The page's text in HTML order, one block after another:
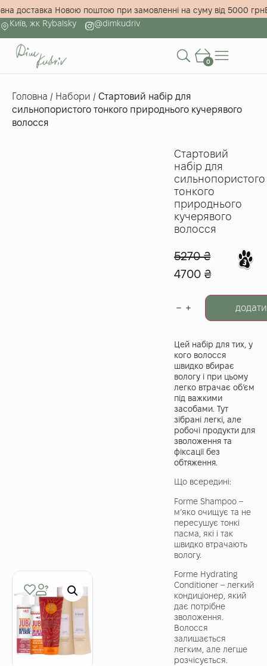
доставка Новою поштою при замовленні на суму від 5000
Київ, жк Rybalsky
@dimkudriv
0
Головна / Набори / Стартовий набір для
сильнопористого тонкого природнього кучерявого
волосся
Стартовий
набір для
сильнопористого
тонкого
природнього
кучерявого
волосся
5270₴
4700 ₴
Цей набір для тих, у
кого волосся
швидко вбирає
вологу і при цьому
легко втрачає об’єм
під важкими
засобами. Тут
зібрані легкі, але
робочі продукти для
зволоження та
фіксації без
обтяження.
Що всередині:
Forme Shampoo –
м’яко очищує та не
пересушує тонкі
пасма, які і так
швидко втрачають
вологу.
Forme Hydrating
Conditioner – легкий
кондиціонер, який
дає потрібне
зволоження.
Волосся
залишається
легким, але легше
розчісується.